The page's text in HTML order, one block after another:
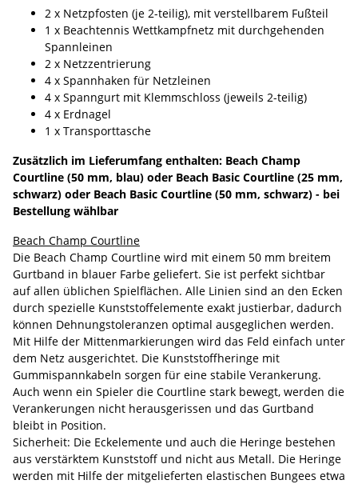
2 x Netzpfosten (je 2-teilig), mit verstellbarem Fußteil
1 x Beachtennis Wettkampfnetz mit durchgehenden
Spannleinen
2 x Netzzentrierung
4 x Spannhaken für Netzleinen
4 x Spanngurt mit Klemmschloss (jeweils 2-teilig)
4 x Erdnagel
1 x Transporttasche
Zusätzlich im Lieferumfang enthalten: Beach Champ
Courtline (50 mm, blau) oder Beach Basic Courtline (25 mm,
schwarz) oder Beach Basic Courtline (50 mm, schwarz) - bei
Bestellung wählbar
Beach Champ Courtline
Die Beach Champ Courtline wird mit einem 50 mm breitem
Gurtband in blauer Farbe geliefert. Sie ist perfekt sichtbar
auf allen üblichen Spielflächen. Alle Linien sind an den Ecken
durch spezielle Kunststoffelemente exakt justierbar, dadurch
können Dehnungstoleranzen optimal ausgeglichen werden.
Mit Hilfe der Mittenmarkierungen wird das Feld einfach unter
dem Netz ausgerichtet. Die Kunststoffheringe mit
Gummispannkabeln sorgen für eine stabile Verankerung.
Auch wenn ein Spieler die Courtline stark bewegt, werden die
Verankerungen nicht herausgerissen und das Gurtband
bleibt in Position.
Sicherheit: Die Eckelemente und auch die Heringe bestehen
aus verstärktem Kunststoff und nicht aus Metall. Die Heringe
werden mit Hilfe der mitgelieferten elastischen Bungees etwa